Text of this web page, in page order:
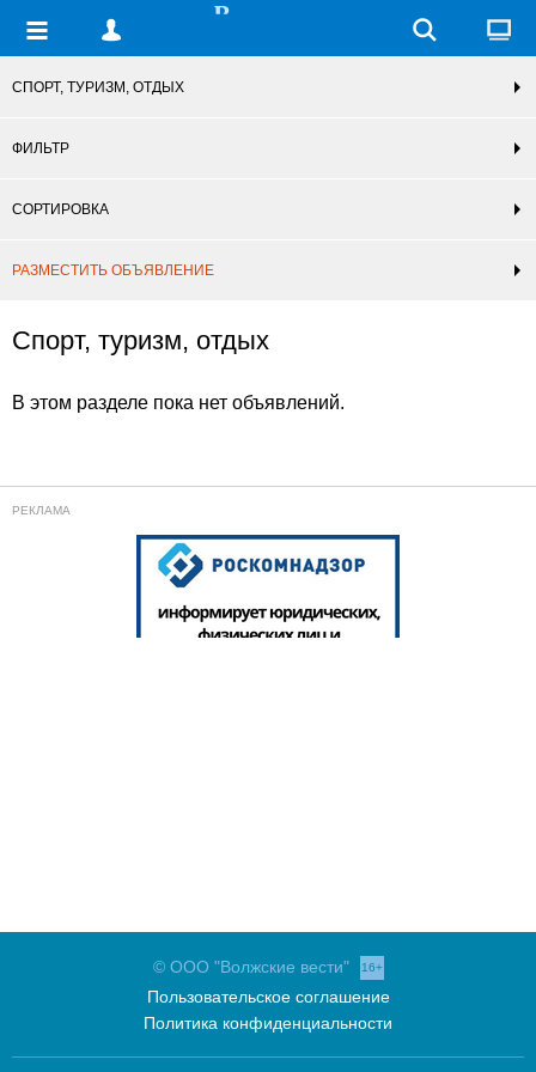
СПОРТ, ТУРИЗМ, ОТДЫХ
ФИЛЬТР
СОРТИРОВКА
РАЗМЕСТИТЬ ОБЪЯВЛЕНИЕ
Спорт, туризм, отдых
В этом разделе пока нет объявлений.
© ООО "Волжские вести" 16+
Пользовательское соглашение
Политика конфиденциальности